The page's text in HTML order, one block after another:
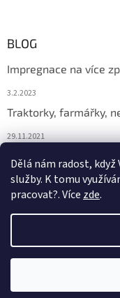
Dělá nám radost,
služby. K tomu
pracovat?. Více zde.
BLOG
Impregnace na více
3.2.2023
Traktorky, farmářky,
29.11.2021
29.11.2021